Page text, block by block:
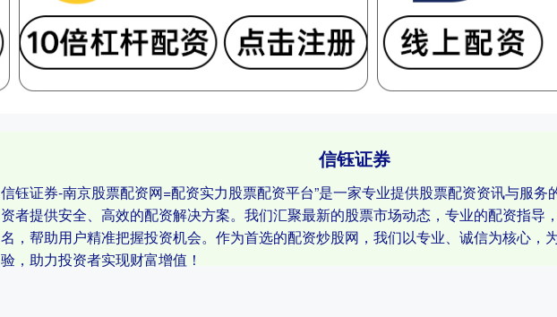
信钰证券
信钰证券-南京股票配资网=配资实力股票配资平台”是一家专业提供股票配资资讯与服务
资者提供安全、高效的配资解决方案。我们汇聚最新的股票市场动态，专业的配资指导
名，帮助用户精准把握投资机会。作为首选的配资炒股网，我们以专业、诚信为核心，
验，助力投资者实现财富增值！